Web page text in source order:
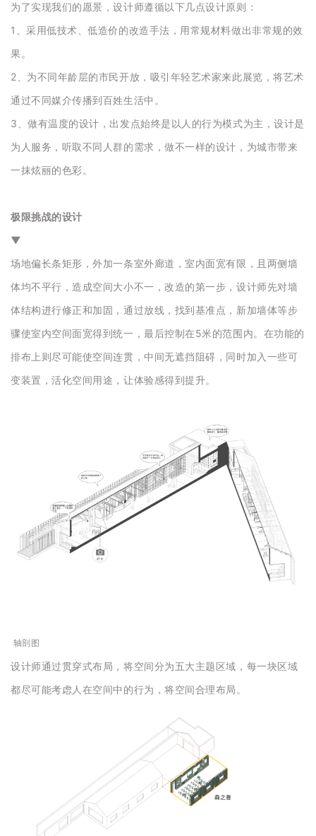
为了实现我们的愿景，设计师遵循以下几点设计原则：
1、采用低技术、低造价的改造手法，用常规材料做出非常规的效
果。
2、为不同年龄层的市民开放，吸引年轻艺术家来此展览，将艺术
通过不同媒介传播到百姓生活中。
3、做有温度的设计，出发点始终是以人的行为模式为主，设计是
为人服务，听取不同人群的需求，做不一样的设计，为城市带来
一抹炫丽的色彩。
极限挑战的设计
▼
场地偏长条矩形，外加一条室外廊道，室内面宽有限，且两侧墙
体均不平行，造成空间大小不一，改造的第一步，设计师先对墙
体结构进行修正和加固，通过放线，找到基准点，新加墙体等步
骤使室内空间面宽得到统一，最后控制在5米的范围内。在功能的
排布上则尽可能使空间连贯，中间无遮挡阻碍，同时加入一些可
变装置，活化空间用途，让体验感得到提升。
轴剖图
设计师通过贯穿式布局，将空间分为五大主题区域，每一块区域
都尽可能考虑人在空间中的行为，将空间合理布局。